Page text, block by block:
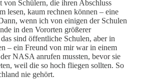
von Schülern, die ihren Abschluss
lesen, kaum rechnen können – eine
wenn ich von einigen der Schulen
in den Vororten größerer
sind öffentliche Schulen, aber in
– ein Freund von mir war in einem
NASA anrufen mussten, bevor sie
weil die so hoch fliegen sollten. So
nie gehört.